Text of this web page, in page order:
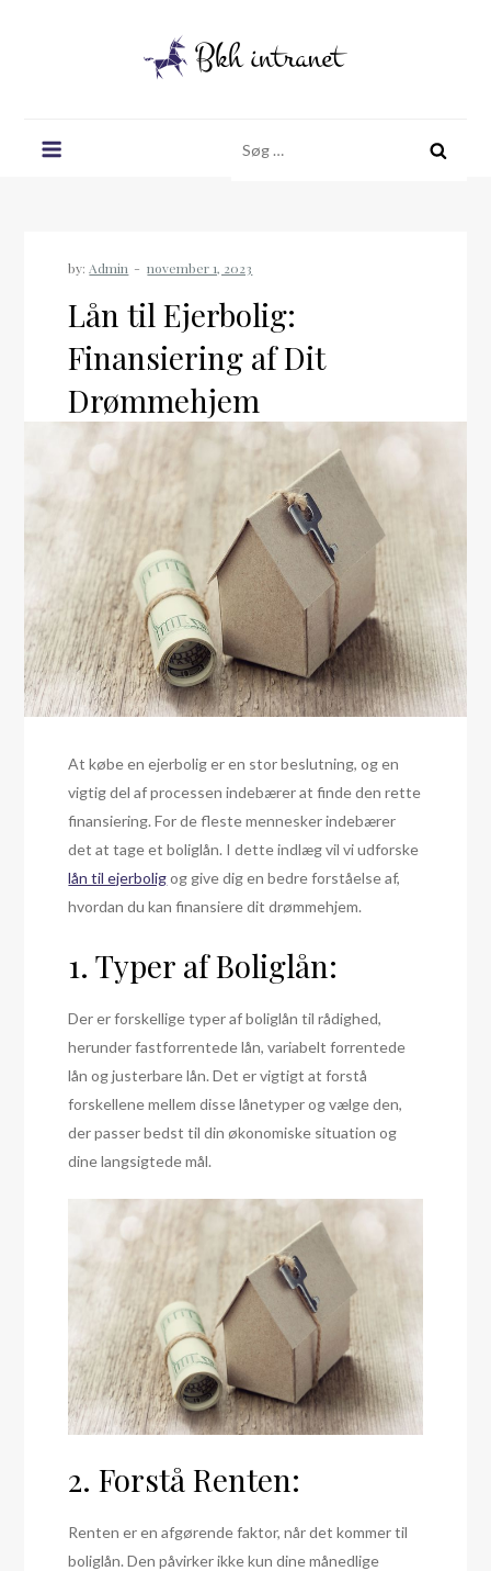
efter:
by: Admin
Lån til Ejerbolig:
Finansiering af Dit
Drømmehjem
At købe en ejerbolig er en stor beslutning, og en
vigtig del af processen indebærer at finde den rette
finansiering. For de fleste mennesker indebærer
det at tage et boliglån. I dette indlæg vil vi udforske
lån til ejerboligog give dig en bedre forståelse af,
hvordan du kan finansiere dit drømmehjem.
1. Typer af Boliglån:
Der er forskellige typer af boliglån til rådighed,
herunder fastforrentede lån, variabelt forrentede
lån og justerbare lån. Det er vigtigt at forstå
forskellene mellem disse lånetyper og vælge den,
der passer bedst til din økonomiske situation og
dine langsigtede mål.
2. Forstå Renten:
Renten er en afgørende faktor, når det kommer til
boliglån. Den påvirker ikke kun dine månedlige